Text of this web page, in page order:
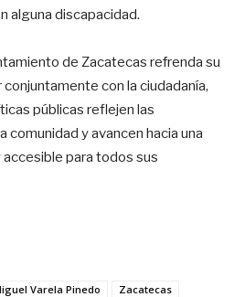
alguna discapacidad.
de Zacatecas refrenda su
con la ciudadanía,
públicas reflejen las
comunidad y avancen hacia una
para todos sus
Varela Pinedo Zacatecas